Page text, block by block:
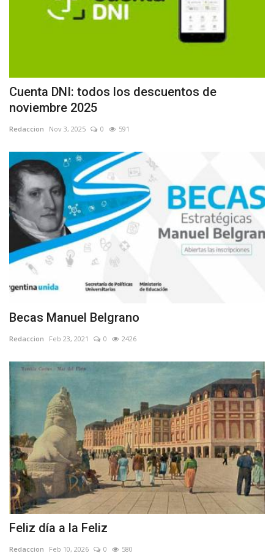
Cuenta DNI: todos los descuentos de
noviembre 2025
Redaccion Nov 3, 2025 0 591
Becas Manuel Belgrano
Redaccion Feb 23, 2021 0 2426
Feliz día a la Feliz
Redaccion Feb 10, 2026 0 580